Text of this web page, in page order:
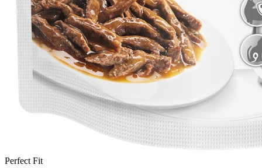
Perfect Fit